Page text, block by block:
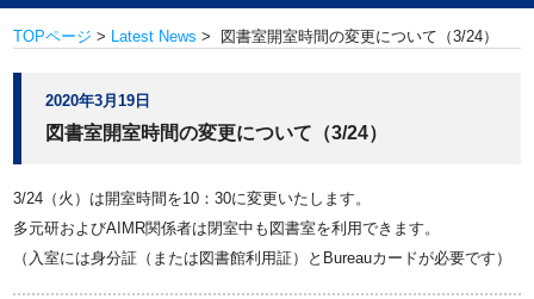
TOPページ > Latest News > 図書室開室時間の変更について（3/24）
2020年3月19日
図書室開室時間の変更について（3/24）
3/24（火）は開室時間を10：30に変更いたします。
多元研およびAIMR関係者は閉室中も図書室を利用できます。
（入室には身分証（または図書館利用証）とBureauカードが必要です）